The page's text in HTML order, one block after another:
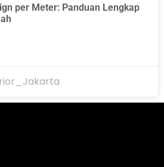
per Meter: Panduan Lengkap